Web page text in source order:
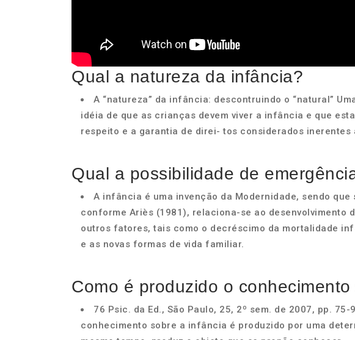
Qual a natureza da infância?
A “natureza” da infância: descontruindo o “natural”
idéia de que as crianças devem viver a infância e que
respeito e a garantia de direi- tos considerados inerentes
Qual a possibilidade de
A infância é uma invenção da Modernidade, sendo
conforme Ariès (1981), relaciona-se ao desenvolvimento
outros fatores, tais como o decréscimo da mortalidade
e as novas formas de vida familiar.
Como é produzido o
76 Psic. da Ed., São Paulo, 25, 2º sem. de 2007, pp.
conhecimento sobre a infância é produzido por uma